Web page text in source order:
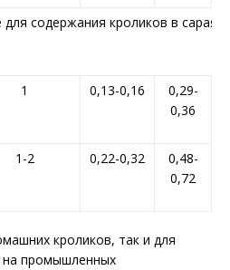
содержания кроликов в сараях
1 0,13-0,16
0,29-
0,36
1-2 0,22-0,32
0,48-
0,72
кроликов, так и для
на промышленных